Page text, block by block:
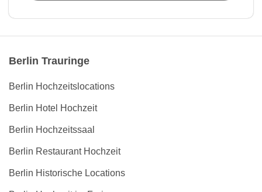
Berlin Trauringe
Berlin Hochzeitslocations
Berlin Hotel Hochzeit
Berlin Hochzeitssaal
Berlin Restaurant Hochzeit
Berlin Historische Locations